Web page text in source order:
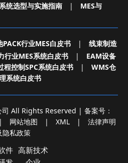
统选型与实施指南 |
MES与
PACK行业MES白皮书 |
线束制造
行业MES系统白皮书 |
EAM设备
程控制SPC系统白皮书 |
WMS仓
系统白皮书
All Rights Reserved | 备案号：
| 网站地图 | XML |
法律声明
隐私政策
件 高新技术